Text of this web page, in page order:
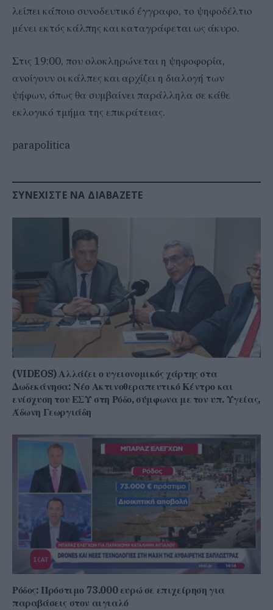
λείπει κάποιο συνοδευτικό έγγραφο, το ψηφοδέλτιο
μένει εκτός κάλπης και καταγράφεται ως άκυρο.
Στις 19:00, που ολοκληρώνεται η ψηφοφορία,
ανοίγουν οι κάλπες και αρχίζει η διαλογή των
ψήφων, όπως θα συμβαίνει παράλληλα σε κάθε
εκλογικό τμήμα της επικράτειας.
parapolitica
ΣΥΝΕΧΊΣΤΕ ΝΑ ΔΙΑΒΆΖΕΤΕ
(VIDEOS) Αλλάζει ο υγειονομικός χάρτης στα
Δωδεκάνησα: Νέο Ακτινοθεραπευτικό Κέντρο και
ενίσχυση του ΕΣΥ στη Ρόδο, σύμφωνα με τον υπ. Υγείας,
Άδωνη Γεωργιάδη
Ρόδος: Πρόστιμο 73.000 ευρώ σε επιχείρηση για
παραβάσεις στον αιγιαλό